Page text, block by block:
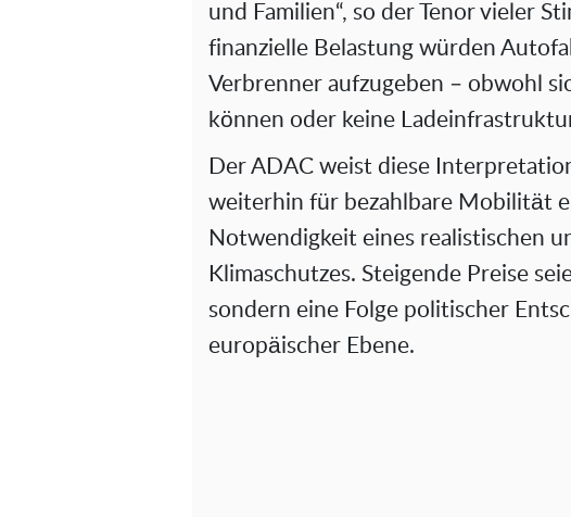
und Familien“, so der Tenor vieler
finanzielle Belastung würden
Verbrenner aufzugeben – obwohl
können oder keine
Der ADAC weist diese
weiterhin für bezahlbare Mobilität
Notwendigkeit eines realistischen
Klimaschutzes. Steigende Preise
sondern eine Folge politischer
europäischer Ebene.